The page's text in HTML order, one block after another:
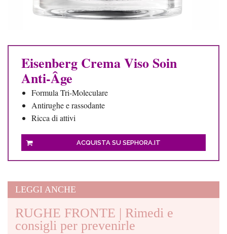
Eisenberg Crema Viso Soin
Anti-Âge
Formula Tri-Moleculare
Antirughe e rassodante
Ricca di attivi
ACQUISTA SU SEPHORA.IT
LEGGI ANCHE
RUGHE FRONTE | Rimedi e
consigli per prevenirle